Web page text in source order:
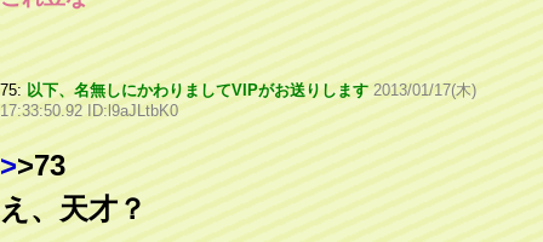
75: 以下、名無しにかわりましてVIPがお送りします 2013/01/17(木)
17:33:50.92 ID:l9aJLtbK0
>>73
え、天才？